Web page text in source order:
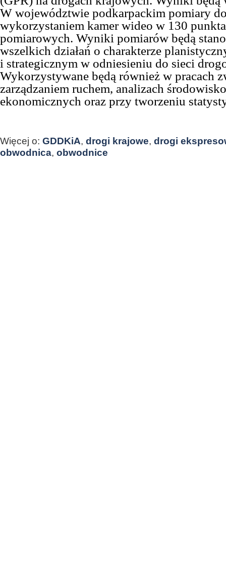
W województwie podkarpackim pomiary
wykorzystaniem kamer wideo w 130
pomiarowych. Wyniki pomiarów będą
wszelkich działań o charakterze
i strategicznym w odniesieniu do sieci
Wykorzystywane będą również w pracach
zarządzaniem ruchem, analizach
ekonomicznych oraz przy tworzeniu
Więcej o: GDDKiA, drogi krajowe, drogi
obwodnica, obwodnice